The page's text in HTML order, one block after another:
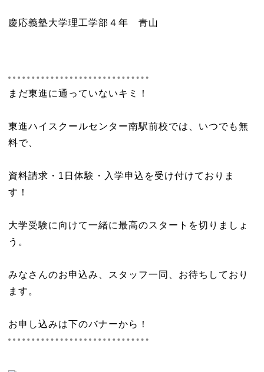
慶応義塾大学理工学部４年 青山
まだ東進に通っていないキミ！
東進ハイスクールセンター南駅前校では、いつでも無
料で、
資料請求・1日体験・入学申込を受け付けておりま
す！
大学受験に向けて一緒に最高のスタートを切りましょ
う。
みなさんのお申込み、スタッフ一同、お待ちしており
ます。
お申し込みは下のバナーから！